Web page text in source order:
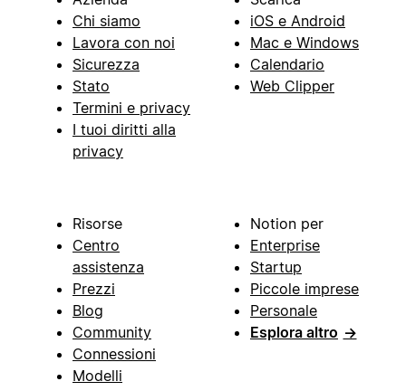
Chi siamo
Lavora con noi
Sicurezza
Stato
Termini e privacy
I tuoi diritti alla
privacy
iOS e Android
Mac e Windows
Calendario
Web Clipper
Risorse
Centro
assistenza
Prezzi
Blog
Community
Connessioni
Modelli
Notion per
Enterprise
Startup
Piccole imprese
Personale
Esplora altro →